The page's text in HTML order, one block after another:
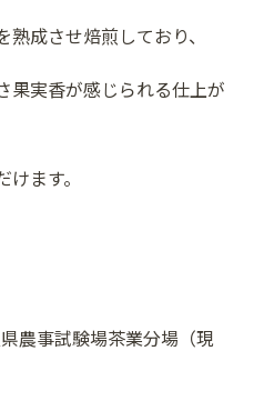
成させ焙煎しており、
果実香が感じられる仕上が
ます。
農事試験場茶業分場（現